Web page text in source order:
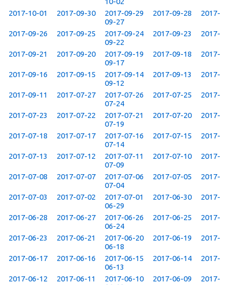
2017-10-01
2017-09-30 2017-09-29 2017-09-28
2017-
09-27
2017-09-26
2017-09-25 2017-09-24 2017-09-23
2017-
09-22
2017-09-21
2017-09-20 2017-09-19 2017-09-18
2017-
09-17
2017-09-16
2017-09-15 2017-09-14 2017-09-13
2017-
09-12
2017-09-11
2017-07-27 2017-07-26 2017-07-25
2017-
07-24
2017-07-23
2017-07-22 2017-07-21 2017-07-20
2017-
07-19
2017-07-18
2017-07-17 2017-07-16 2017-07-15
2017-
07-14
2017-07-13
2017-07-12 2017-07-11 2017-07-10
2017-
07-09
2017-07-08
2017-07-07 2017-07-06 2017-07-05
2017-
07-04
2017-07-03
2017-07-02 2017-07-01 2017-06-30
2017-
06-29
2017-06-28
2017-06-27 2017-06-26 2017-06-25
2017-
06-24
2017-06-23
2017-06-21 2017-06-20 2017-06-19
2017-
06-18
2017-06-17
2017-06-16 2017-06-15 2017-06-14
2017-
06-13
2017-06-12
2017-06-11 2017-06-10 2017-06-09
2017-